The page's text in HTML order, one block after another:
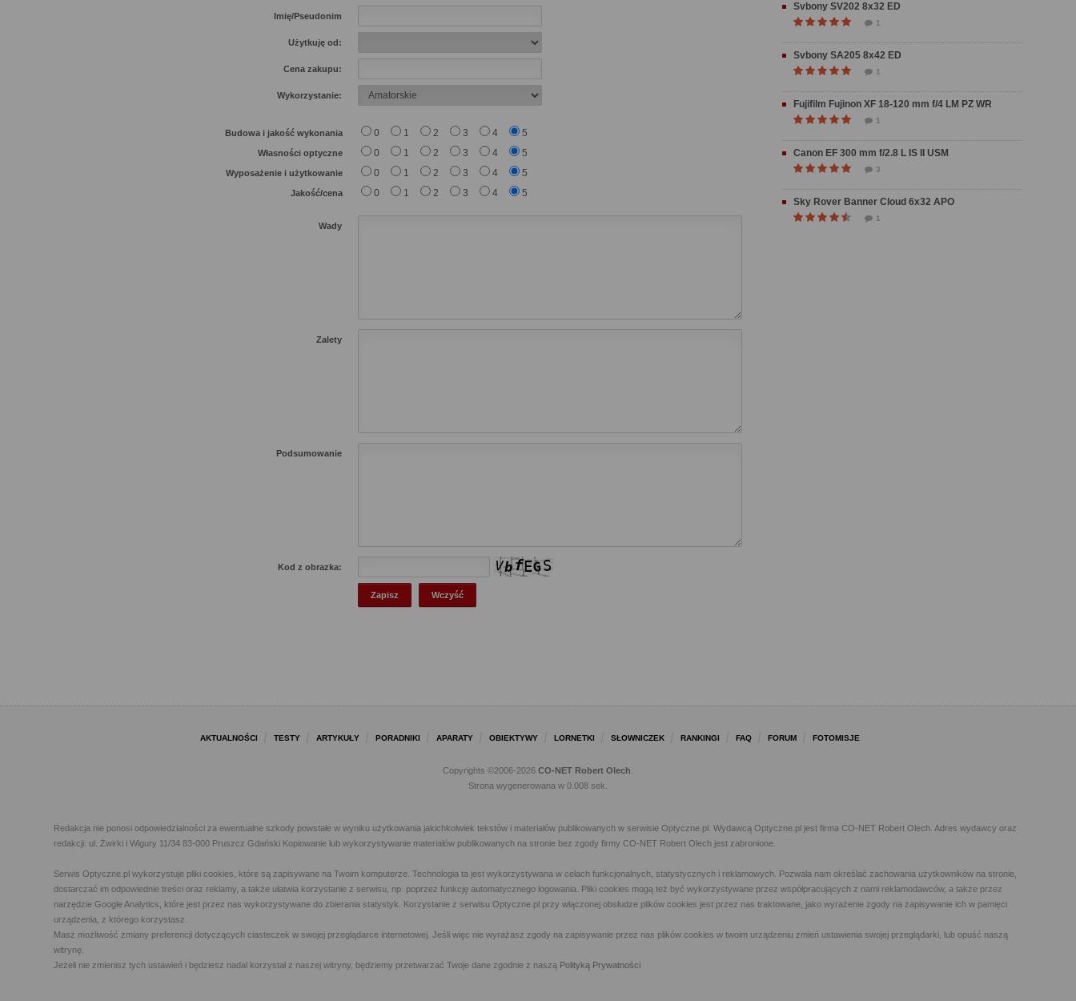
Imię/Pseudonim
Użytkuję od:
Cena zakupu:
Wykorzystanie:
Budowa i jakość wykonania 0 1 2 3 4 5
Własności optyczne 0 1 2 3 4 5
Wyposażenie i użytkowanie 0 1 2 3 4 5
Jakość/cena 0 1 2 3 4 5
Wady
Zalety
Podsumowanie
Kod z obrazka:
Svbony SV202 8x32 ED
1
Svbony SA205 8x42 ED
1
Fujifilm Fujinon XF 18-120 mm f/4 LM PZ WR
1
Canon EF 300 mm f/2.8 L IS II USM
3
Sky Rover Banner Cloud 6x32 APO
1
AKTUALNOŚCI TESTY ARTYKUŁY PORADNIKI APARATY OBIEKTYWY LORNETKI SŁOWNICZEK RANKINGI FAQ FORUM FOTOMISJE
Copyrights ©2006-2026 CO-NET Robert Olech
Strona wygenerowana w 0.008 sek.
Redakcja nie ponosi odpowiedzialności za ewentualne szkody powstałe w wyniku użytkowania jakichkolwiek tekstów i materiałów publikowanych w serwisie Optyczne.pl. Wydawcą Optyczne.pl jest firma CO-NET Robert Olech. Adres wydawcy oraz
redakcji: ul. Żwirki i Wigury 11/34 83-000 Pruszcz Gdański Kopiowanie lub wykorzystywanie materiałów publikowanych na stronie bez zgody firmy CO-NET Robert Olech jest zabronione.
Serwis Optyczne.pl wykorzystuje pliki cookies, które są zapisywane na Twoim komputerze. Technologia ta jest wykorzystywana w celach funkcjonalnych, statystycznych i reklamowych. Pozwala nam określać zachowania użytkowników na stronie,
dostarczać im odpowiednie treści oraz reklamy, a także ułatwia korzystanie z serwisu, np. poprzez funkcję automatycznego logowania. Pliki cookies mogą też być wykorzystywane przez współpracujących z nami reklamodawców, a także przez
narzędzie Google Analytics, które jest przez nas wykorzystywane do zbierania statystyk. Korzystanie z serwisu Optyczne.pl przy włączonej obsłudze plików cookies jest przez nas traktowane, jako wyrażenie zgody na zapisywanie ich w pamięci
urządzenia, z którego korzystasz.
Masz możliwość zmiany preferencji dotyczących ciasteczek w swojej przeglądarce internetowej. Jeśli więc nie wyrażasz zgody na zapisywanie przez nas plików cookies w twoim urządzeniu zmień ustawienia swojej przeglądarki, lub opuść naszą
witrynę.
Jeżeli nie zmienisz tych ustawień i będziesz nadal korzystał z naszej witryny, będziemy przetwarzać Twoje dane zgodnie z naszą Polityką Prywatności